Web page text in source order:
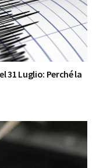
31 Luglio: Perché la